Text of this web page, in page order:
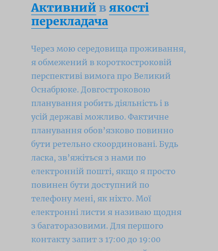
Активний в якості
перекладача
Через мою середовища проживання,
я обмежений в короткостроковій
перспективі вимога про Великий
Оснабрюке. Довгостроковою
планування робить діяльність і в
усій державі можливо. Фактичне
планування обов’язково повинно
бути ретельно скоординовані. Будь
ласка, зв’яжіться з нами по
електронній пошті, якщо я просто
повинен бути доступний по
телефону мені, як ніхто. Мої
електронні листи я називаю щодня
з багаторазовими. Для першого
контакту запит з 17:00 до 19:00